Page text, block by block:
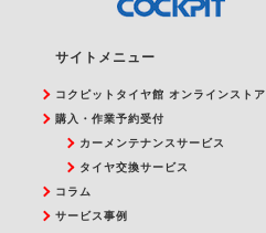
サイトメニュー
コクピットタイヤ館 オンラインストア
購入・作業予約受付
カーメンテナンスサービス
タイヤ交換サービス
コラム
サービス事例